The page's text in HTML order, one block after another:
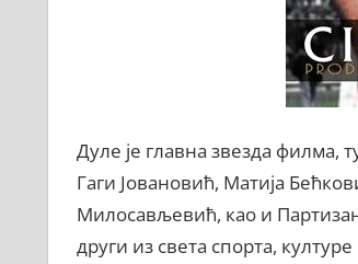
Дуле је главна звезда филма,
Гаги Јовановић, Матија
Милосављевић, као и
други из света спорта,